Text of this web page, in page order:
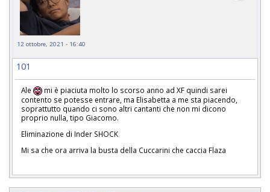
12 ottobre, 2021 - 16:40
101
Ale
mi è piaciuta molto lo scorso anno ad XF quindi sarei
contento se potesse entrare, ma Elisabetta a me sta piacendo,
soprattutto quando ci sono altri cantanti che non mi dicono
proprio nulla, tipo Giacomo.
Eliminazione di Inder SHOCK
Mi sa che ora arriva la busta della Cuccarini che caccia Flaza